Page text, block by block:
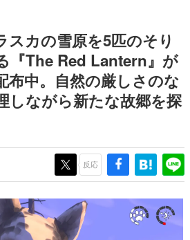
リエイターの方々に製作時のエピソードをお
いてはいけない。『赫本』は、〈試験問題〉
編ホラー小説集です。
ジタルゲーム市場を担う若きクリエイター達
の作家たち
な影響を受けた作家さんに取材し、ゲームが
ルゲーム産業史
へ
スカの雪原を5匹のそり
『The Red Lantern』が
布中。自然の厳しさのな
しながら新たな故郷を探
反応